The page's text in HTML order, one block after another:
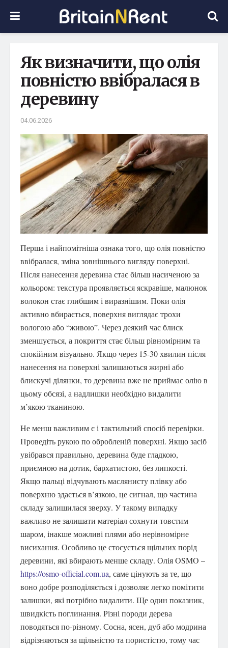
Як визначити, що олія
повністю ввібралася в
деревину
04.06.2026
Перша і найпомітніша ознака того, що олія повністю
ввібралася, зміна зовнішнього вигляду поверхні.
Після нанесення деревина стає більш насиченою за
кольором: текстура проявляється яскравіше, малюнок
волокон стає глибшим і виразнішим. Поки олія
активно вбирається, поверхня виглядає трохи
вологою або “живою”. Через деякий час блиск
зменшується, а покриття стає більш рівномірним та
спокійним візуально. Якщо через 15-30 хвилин після
нанесення на поверхні залишаються жирні або
блискучі ділянки, то деревина вже не приймає олію в
цьому обсязі, а надлишки необхідно видалити
м’якою тканиною.
Не менш важливим є і тактильний спосіб перевірки.
Проведіть рукою по обробленій поверхні. Якщо засіб
увібрався правильно, деревина буде гладкою,
приємною на дотик, бархатистою, без липкості.
Якщо пальці відчувають маслянисту плівку або
поверхню здається в’язкою, це сигнал, що частина
складу залишилася зверху. У такому випадку
важливо не залишати матеріал сохнути товстим
шаром, інакше можливі плями або нерівномірне
висихання. Особливо це стосується щільних порід
деревини, які вбирають менше складу. Олія OSMO –
https://osmo-official.com.ua, саме цінують за те, що
воно добре розподіляється і дозволяє легко помітити
залишки, які потрібно видалити. Ще один показник,
швидкість поглинання. Різні породи дерева
поводяться по-різному. Сосна, ясен, дуб або модрина
відрізняються за щільністю та пористістю, тому час